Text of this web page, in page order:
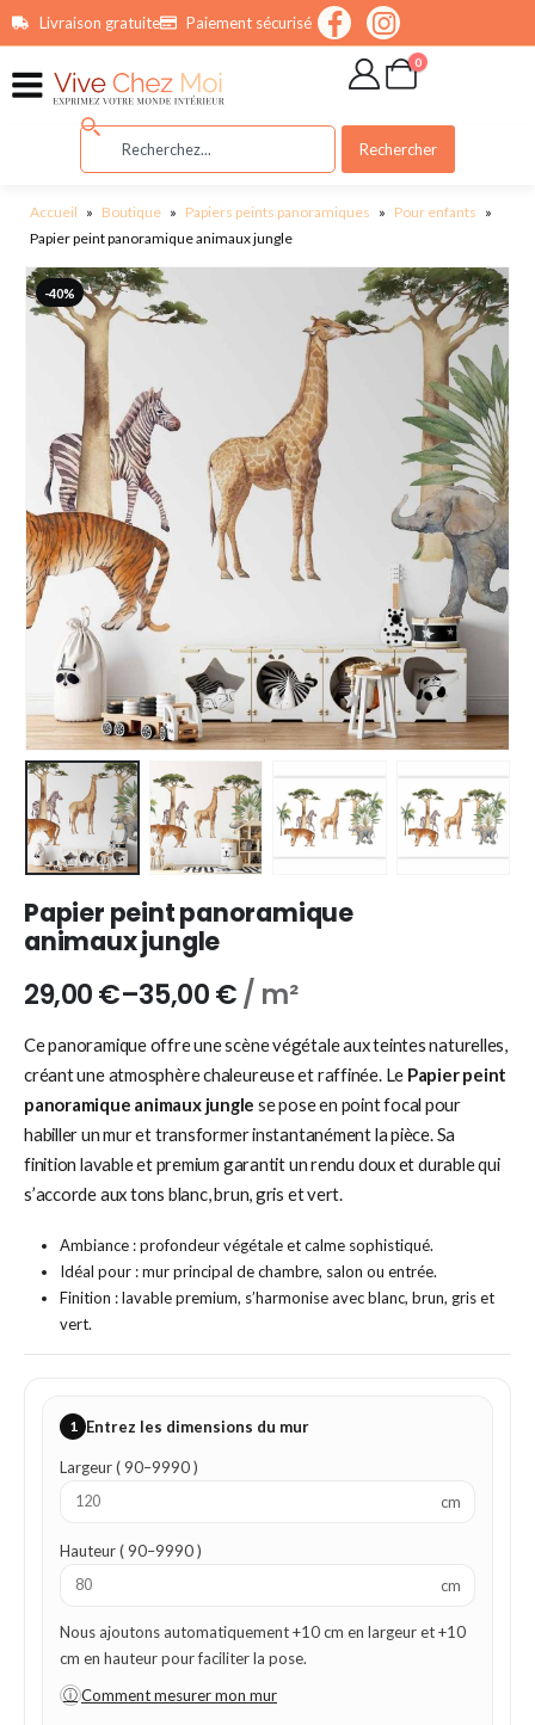
principalLivraison gratuite Paiement sécurisé
0
Rechercher
Accueil » Boutique » Papiers peints panoramiques » Pour enfants »
Papier peint panoramique animaux jungle
-40%
Papier peint panoramique
animaux jungle
29,00€–35,00€/ m²
Ce panoramique offre une scène végétale aux teintes naturelles,
créant une atmosphère chaleureuse et raffinée. Le Papier peint
panoramique animaux jungle se pose en point focal pour
habiller un mur et transformer instantanément la pièce. Sa
finition lavable et premium garantit un rendu doux et durable qui
s’accorde aux tons blanc, brun, gris et vert.
Ambiance : profondeur végétale et calme sophistiqué.
Idéal pour : mur principal de chambre, salon ou entrée.
Finition : lavable premium, s’harmonise avec blanc, brun, gris et
vert.
1 Entrez les dimensions du mur
Largeur ( 90–9990 )
cm
Hauteur ( 90–9990 )
cm
Nous ajoutons automatiquement +10 cm en largeur et +10
cm en hauteur pour faciliter la pose.
ⓘ Comment mesurer mon mur